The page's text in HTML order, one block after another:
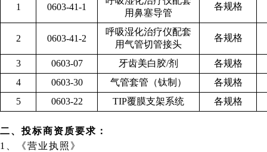
1 0603-41-1
用鼻塞导管
各规格
2 0603-41-2
呼吸湿化治疗仪配套
用气管切管接头
各规格
3 0603-07 牙齿美白胶/剂
各规格
4
0603-30 气管套管（钛制）
各规格
5
0603-22 TIP覆膜支架系统 各规格
二、投标商资质要求：
1、《营业执照》